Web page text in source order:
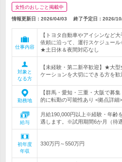
女性のおしごと掲載中
情報更新日：2026/04/03 終了予定日： 2026/
仕事内容
【トヨタ自動車やアイシンなど
依頼に沿って、運行スケジュー
★土日休＆夜間対応なし
対象と
なる方
【未経験・第二新卒歓迎】★大
ケーションを大切にできる方を歓
勤務地
【群馬・愛知・三重・大阪で募
的に転勤の可能性あり <拠点詳細
給与
月給190,000円以上※経験・年齢
遇します。※試用期間6か月（待
初年度
年収
330万円～550万円